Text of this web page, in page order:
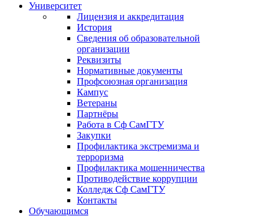
Университет
Лицензия и аккредитация
История
Сведения об образовательной
организации
Реквизиты
Нормативные документы
Профсоюзная организация
Кампус
Ветераны
Партнёры
Работа в Сф СамГТУ
Закупки
Профилактика экстремизма и
терроризма
Профилактика мошенничества
Противодействие коррупции
Колледж Сф СамГТУ
Контакты
Обучающимся